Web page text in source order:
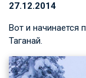
27.12.2014
Вот и начинается
Таганай.